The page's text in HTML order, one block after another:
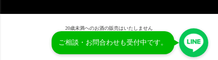
ご相談・お問合わせも受付中です。
20歳未満へのお酒の販売はいたしません